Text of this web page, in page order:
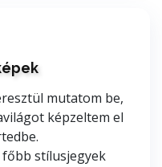
mutatom be,
képzeltem el
stílusjegyek